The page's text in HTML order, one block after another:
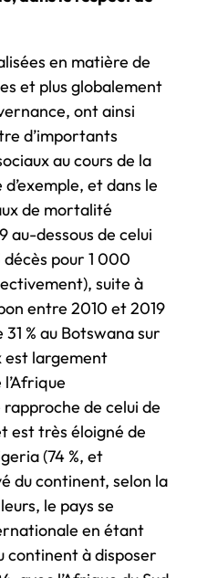
en matière de
et plus globalement
ont ainsi
d’importants
au cours de la
et dans le
de mortalité
au-dessous de celui
pour 1 000
suite à
entre 2010 et 2019
% au Botswana sur
est largement
rapproche de celui de
est très éloigné de
(74 %, et
du continent, selon la
le pays se
en étant
continent à disposer